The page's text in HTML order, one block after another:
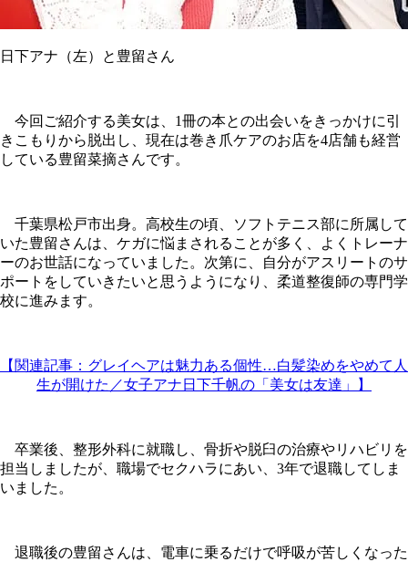
日下アナ（左）と豊留さん
今回ご紹介する美女は、1冊の本との出会いをきっかけに引
きこもりから脱出し、現在は巻き爪ケアのお店を4店舗も経営
している豊留菜摘さんです。
千葉県松戸市出身。高校生の頃、ソフトテニス部に所属して
いた豊留さんは、ケガに悩まされることが多く、よくトレーナ
ーのお世話になっていました。次第に、自分がアスリートのサ
ポートをしていきたいと思うようになり、柔道整復師の専門学
校に進みます。
【関連記事：グレイヘアは魅力ある個性…白髪染めをやめて人
生が開けた／女子アナ日下千帆の「美女は友達」】
卒業後、整形外科に就職し、骨折や脱臼の治療やリハビリを
担当しましたが、職場でセクハラにあい、3年で退職してしま
いました。
退職後の豊留さんは、電車に乗るだけで呼吸が苦しくなった